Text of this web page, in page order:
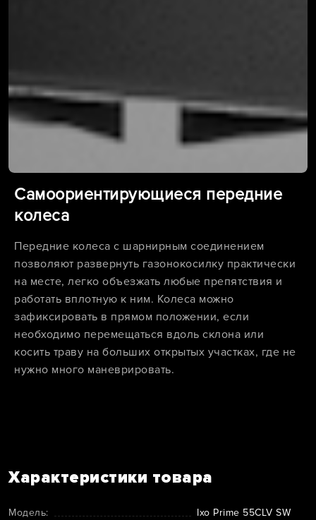
Самоориентирующиеся передние
колеса
Передние колеса с шарнирным соединением
позволяют развернуть газонокосилку практически
на месте, легко объезжать любые препятствия и
работать вплотную к ним. Колеса можно
зафиксировать в прямом положении, если
необходимо перемещаться вдоль склона или
косить траву на больших открытых участках, где не
нужно много маневрировать.
Характеристики товара
Модель:
Ixo Prime 55CLV SW